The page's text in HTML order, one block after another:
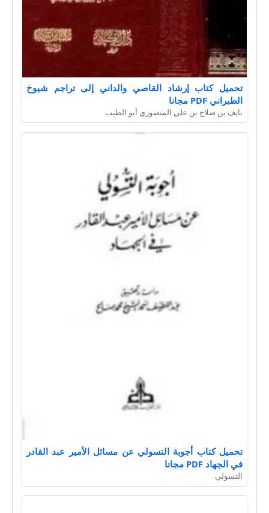
تحميل كتاب إرشاد القاصي والداني إلى تراجم شيوخ
الطبراني PDF مجانا
نايف بن صلاح بن علي المنصوري أبو الطيب
تحميل كتاب أجوبة التسولي عن مسائل الأمير عبد القادر
في الجهاد PDF مجانا
التسولي